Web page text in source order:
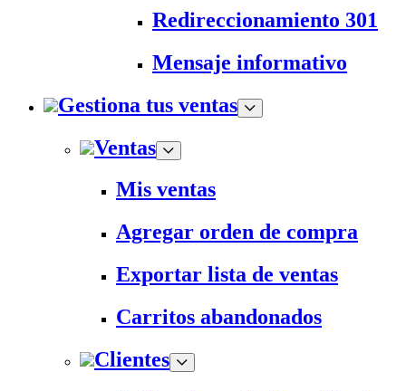
Redireccionamiento 301
Mensaje informativo
Gestiona tus ventas
Ventas
Mis ventas
Agregar orden de compra
Exportar lista de ventas
Carritos abandonados
Clientes